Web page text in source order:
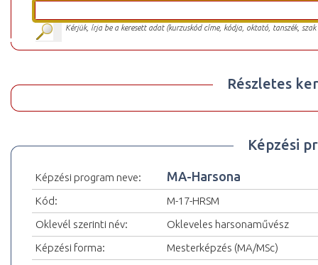
Kérjük, írja be a keresett adat (kurzuskód címe, kódja, oktató, tanszék,
Részletes
Képzési
Képzési program neve: MA-Harsona
Kód:
M-17-HRSM
Oklevél szerinti név:
Okleveles harsonaművész
Képzési forma:
Mesterképzés (MA/MSc)